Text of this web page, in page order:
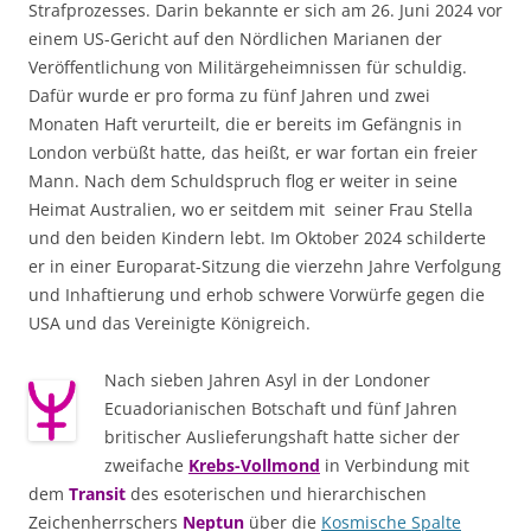
Strafprozesses. Darin bekannte er sich am 26. Juni 2024 vor
einem US-Gericht auf den Nördlichen Marianen der
Veröffentlichung von Militärgeheimnissen für schuldig.
Dafür wurde er pro forma zu fünf Jahren und zwei
Monaten Haft verurteilt, die er bereits im Gefängnis in
London verbüßt hatte, das heißt, er war fortan ein freier
Mann. Nach dem Schuldspruch flog er weiter in seine
Heimat Australien, wo er seitdem mit seiner Frau Stella
und den beiden Kindern lebt. Im Oktober 2024 schilderte
er in einer Europarat-Sitzung die vierzehn Jahre Verfolgung
und Inhaftierung und erhob schwere Vorwürfe gegen die
USA und das Vereinigte Königreich.
Nach sieben Jahren Asyl in der Londoner
Ecuadorianischen Botschaft und fünf Jahren
britischer Auslieferungshaft hatte sicher der
zweifache Krebs-Vollmond in Verbindung mit
dem Transit des esoterischen und hierarchischen
Zeichenherrschers Neptun über die Kosmische Spalte